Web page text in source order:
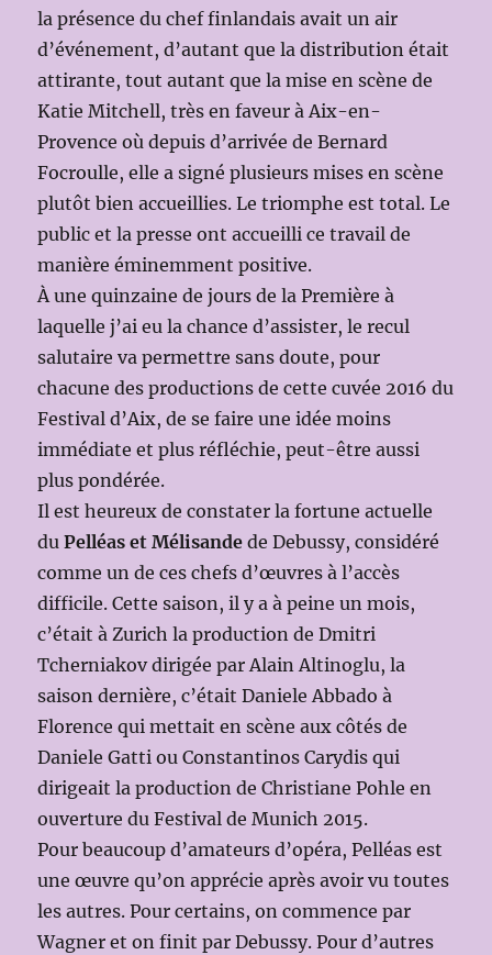
la présence du chef finlandais avait un air
d’événement, d’autant que la distribution était
attirante, tout autant que la mise en scène de
Katie Mitchell, très en faveur à Aix-en-
Provence où depuis d’arrivée de Bernard
Focroulle, elle a signé plusieurs mises en scène
plutôt bien accueillies. Le triomphe est total. Le
public et la presse ont accueilli ce travail de
manière éminemment positive.
À une quinzaine de jours de la Première à
laquelle j’ai eu la chance d’assister, le recul
salutaire va permettre sans doute, pour
chacune des productions de cette cuvée 2016 du
Festival d’Aix, de se faire une idée moins
immédiate et plus réfléchie, peut-être aussi
plus pondérée.
Il est heureux de constater la fortune actuelle
duPelléas et Mélisande de Debussy, considéré
comme un de ces chefs d’œuvres à l’accès
difficile. Cette saison, il y a à peine un mois,
c’était à Zurich la production de Dmitri
Tcherniakov dirigée par Alain Altinoglu, la
saison dernière, c’était Daniele Abbado à
Florence qui mettait en scène aux côtés de
Daniele Gatti ou Constantinos Carydis qui
dirigeait la production de Christiane Pohle en
ouverture du Festival de Munich 2015.
Pour beaucoup d’amateurs d’opéra, Pelléas est
une œuvre qu’on apprécie après avoir vu toutes
les autres. Pour certains, on commence par
Wagner et on finit par Debussy. Pour d’autres